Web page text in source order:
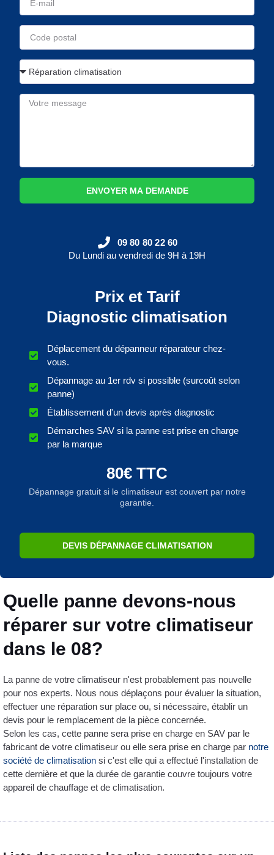
Quelle panne devons-nous
réparer sur votre climatiseur
dans le 08?
La panne de votre climatiseur n'est probablement pas nouvelle
pour nos experts. Nous nous déplaçons pour évaluer la situation,
effectuer une réparation sur place ou, si nécessaire, établir un
devis pour le remplacement de la pièce concernée.
Selon les cas, cette panne sera prise en charge en SAV par le
fabricant de votre climatiseur ou elle sera prise en charge par notre
société de climatisation si c'est elle qui a effectué l'installation de
cette dernière et que la durée de garantie couvre toujours votre
appareil de chauffage et de climatisation.
ENVOYER MA DEMANDE
09 80 80 22 60
Du Lundi au vendredi de 9H à 19H
Prix et Tarif
Diagnostic climatisation
Déplacement du dépanneur réparateur chez-
vous.
Dépannage au 1er rdv si possible (surcoût selon
panne)
Établissement d'un devis après diagnostic
Démarches SAV si la panne est prise en charge
par la marque
80€ TTC
Dépannage gratuit si le climatiseur est couvert par notre
garantie.
DEVIS DÉPANNAGE CLIMATISATION